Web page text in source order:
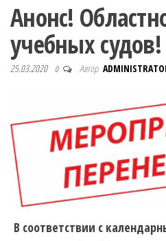
Анонс!
учебных судов!
25.03.2020 0 Автор
В соответствии с